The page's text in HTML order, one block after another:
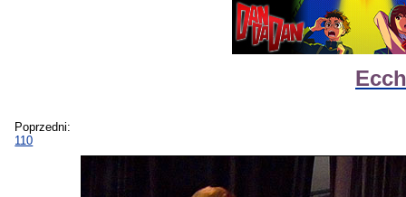
Poprzedni:
110